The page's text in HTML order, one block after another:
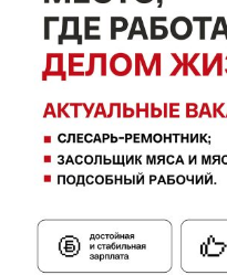
Редакция "ДВ"
Наша гісторыя
Контакты